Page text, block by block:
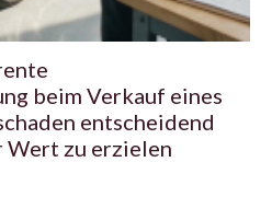
beim Verkauf eines
entscheidend
Wert zu erzielen